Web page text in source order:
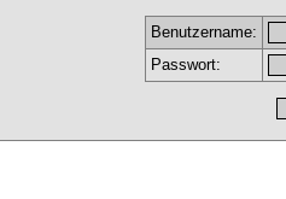
Benutzername:
Passwort: